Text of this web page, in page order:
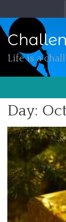
to
content
Life is a
Day: